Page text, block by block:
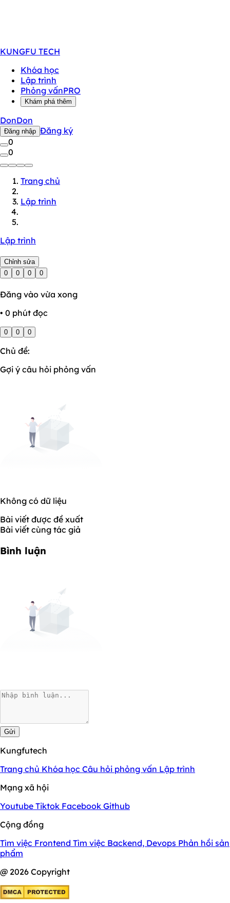
KUNGFU TECH
Khóa học
Lập trình
Phỏng vấnPRO
Khám phá thêm
DonDon
Đăng nhập Đăng ký
0
0
Trang chủ
Lập trình
Lập trình
Chỉnh sửa
0
0 0 0
Đăng vào vừa xong
• 0 phút đọc
0 0 0
Chủ đề:
Gợi ý câu hỏi phỏng vấn
Không có dữ liệu
Bài viết được đề xuất
Bài viết cùng tác giả
Bình luận
Gửi
Kungfutech
Trang chủ Khóa học Câu hỏi phỏng vấn Lập trình
Mạng xã hội
Youtube Tiktok Facebook Github
Cộng đồng
Tìm việc Frontend Tìm việc Backend, Devops Phản hồi sản
phẩm
@ 2026 Copyright